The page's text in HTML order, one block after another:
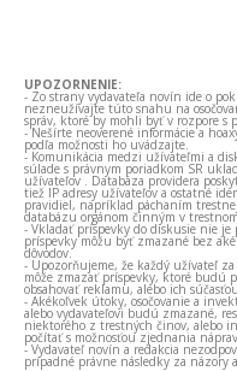
UPOZORNENIE:
- Zo strany vydavateľa novín ide o
nezneužívajte túto snahu na
správ, ktoré by mohli byť v rozpore s
- Nešírte neoverené informácie a
podľa možnosti ho uvádzajte.
- Komunikácia medzi užívateľmi a
súlade s právnym poriadkom SR
užívateľov . Databáza providera
tiež IP adresy užívateľov a ostatné
pravidiel, napríklad páchaním
databázu orgánom činným v
- Vkladať príspevky do diskusie nie je
príspevky môžu byť zmazané bez
dôvodov.
- Upozorňujeme, že každý užívateľ
môže zmazať príspevky, ktoré budú
obsahovať reklamu, alebo ich
- Akékoľvek útoky, osočovanie a
alebo vydavateľovi budú zmazané,
niektorého z trestných činov, alebo
počítať s možnosťou zjednania
- Vydavateľ novín a redakcia
prípadné právne následky za názory